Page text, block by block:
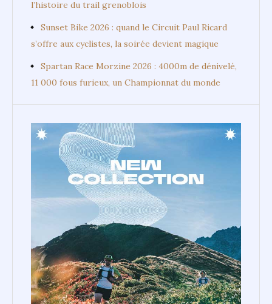
l’histoire du trail grenoblois
Sunset Bike 2026 : quand le Circuit Paul Ricard
s’offre aux cyclistes, la soirée devient magique
Spartan Race Morzine 2026 : 4000m de dénivelé,
11 000 fous furieux, un Championnat du monde